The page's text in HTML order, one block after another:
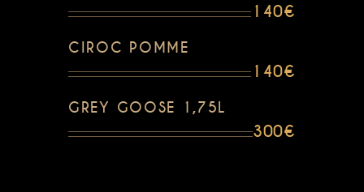
140€
CIROC POMME
140€
GREY GOOSE 1,75L
300€